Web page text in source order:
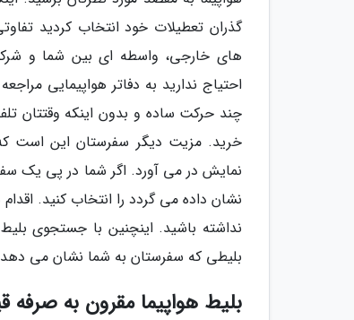
گذران تعطیلات خود انتخاب کردید
های خارجی، واسطه ای بین شما و
احتیاج ندارید به دفاتر هواپیمایی
چند حرکت ساده و بدون اینکه وقتتان
خرید. مزیت دیگر سفرستان این است
نمایش در می آورد. اگر شما در پی یک
نشان داده می گردد را انتخاب کنید.
بلیطی که سفرستان به شما نشان می دهد
بلیط هواپیما مقرون به صرفه